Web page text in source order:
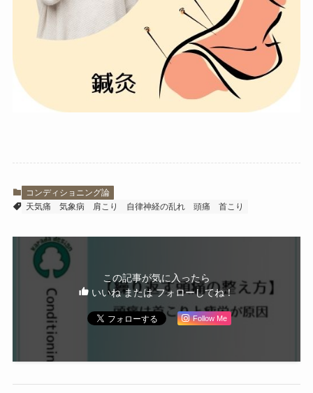
コンディショニング論
天気痛
気象病 肩こり 自律神経の乱れ 頭痛 首こり
この記事が気に入ったら
いいね または フォローしてね！
Follow Me